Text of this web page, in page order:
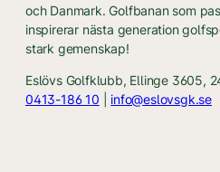
och Danmark. Golfbanan som
inspirerar nästa generation
stark gemenskap!
Eslövs Golfklubb, Ellinge 3605,
0413-186 10
info@eslovsgk.se